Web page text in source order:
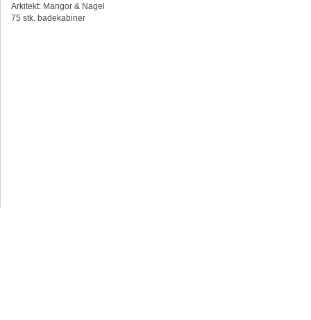
Arkitekt: Mangor & Nagel
75 stk. badekabiner